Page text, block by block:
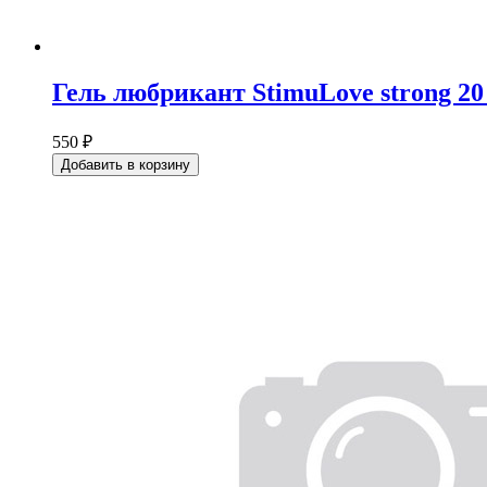
Гель любрикант StimuLove strong 20
550 ₽
Добавить в корзину